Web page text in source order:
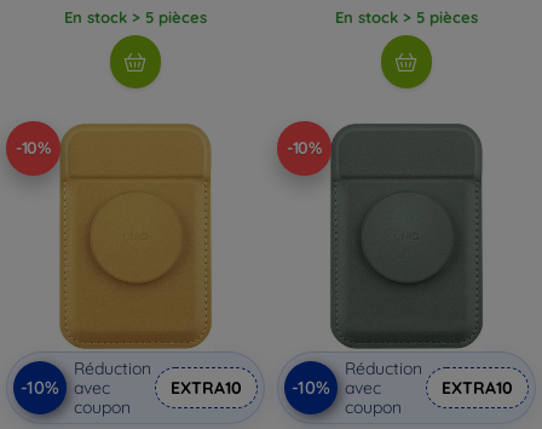
En stock > 5 pièces En stock > 5 pièces
-10%
-10%
Réduction
avec
coupon
EXTRA10
-10%
-10%
Réduction
avec
coupon
EXTRA10